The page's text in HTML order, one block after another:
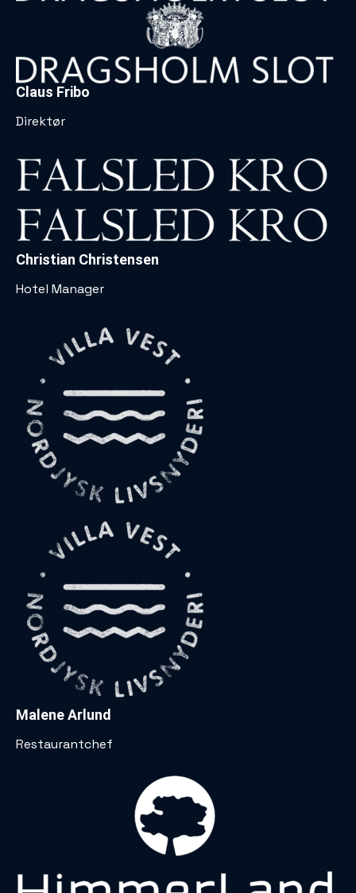
Claus Fribo
Direktør
Christian Christensen
Hotel Manager
Malene Arlund
Restaurantchef